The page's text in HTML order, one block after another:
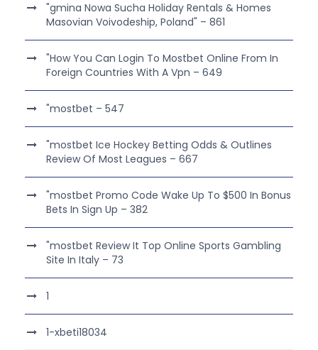
"gmina Nowa Sucha Holiday Rentals & Homes
Masovian Voivodeship, Poland" – 861
"How You Can Login To Mostbet Online From In
Foreign Countries With A Vpn – 649
"mostbet – 547
"mostbet Ice Hockey Betting Odds & Outlines
Review Of Most Leagues – 667
"mostbet Promo Code Wake Up To $500 In Bonus
Bets In Sign Up – 382
"mostbet Review It Top Online Sports Gambling
Site In Italy – 73
1
1-xbeti18034